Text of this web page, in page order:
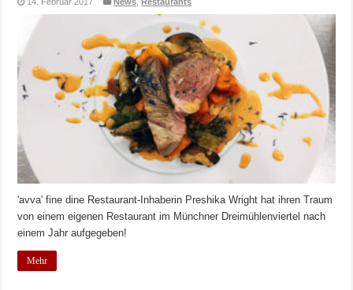
'avva' fine dine Restaurant-Inhaberin Preshika Wright hat ihren Traum
von einem eigenen Restaurant im Münchner Dreimühlenviertel nach
einem Jahr aufgegeben!
Mehr